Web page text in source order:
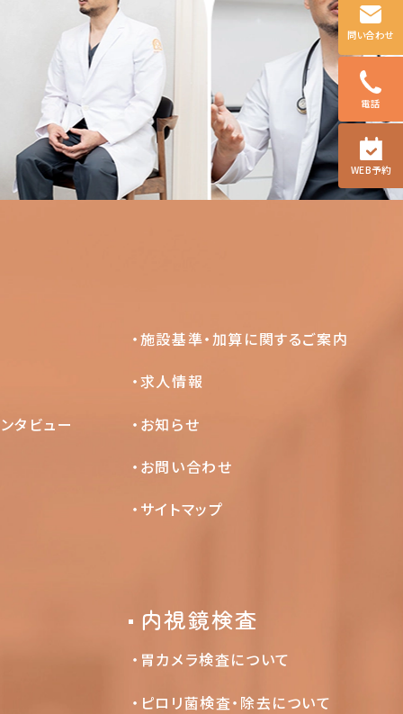
タビュー
施設基準・加算に関するご案内
求人情報
お知らせ
お問い合わせ
サイトマップ
内視鏡検査
胃カメラ検査について
ピロリ菌検査・除去について
問い合わせ
電話
WEB予約